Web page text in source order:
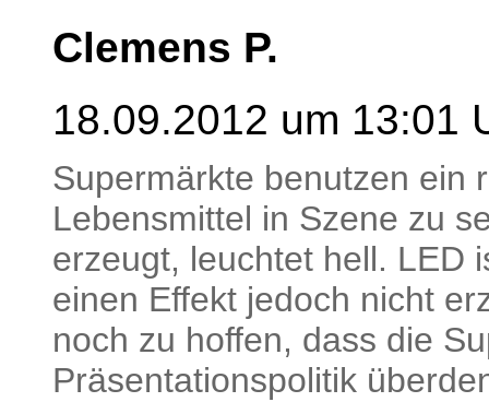
Clemens P.
18.09.2012 um 13:01
Supermärkte benutzen ein
Lebensmittel in Szene zu
erzeugt, leuchtet hell. LED
einen Effekt jedoch nicht
noch zu hoffen, dass die
Präsentationspolitik